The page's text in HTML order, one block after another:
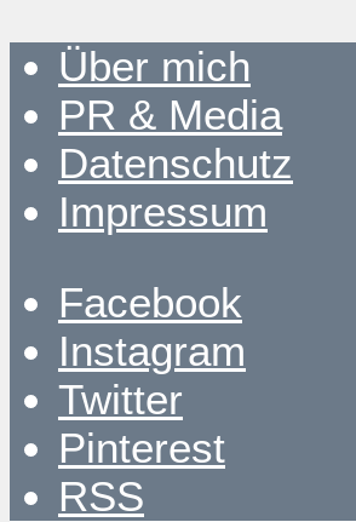
Über mich
PR & Media
Datenschutz
Impressum
Facebook
Instagram
Twitter
Pinterest
RSS